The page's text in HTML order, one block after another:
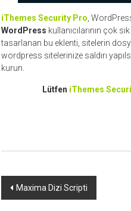
iThemes Security Pro ,
WordPress kullanıcılarının çok
tasarlanan bu eklenti, sitelerin
wordpress sitelerinize saldırı
kurun.
Lütfen iThemes
Yazı
Maxima Dizi Scripti